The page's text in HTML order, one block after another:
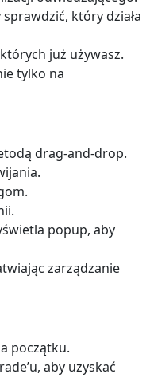
który działa
już używasz.
tylko na
drag-and-drop.
popup, aby
zarządzanie
początku.
aby uzyskać